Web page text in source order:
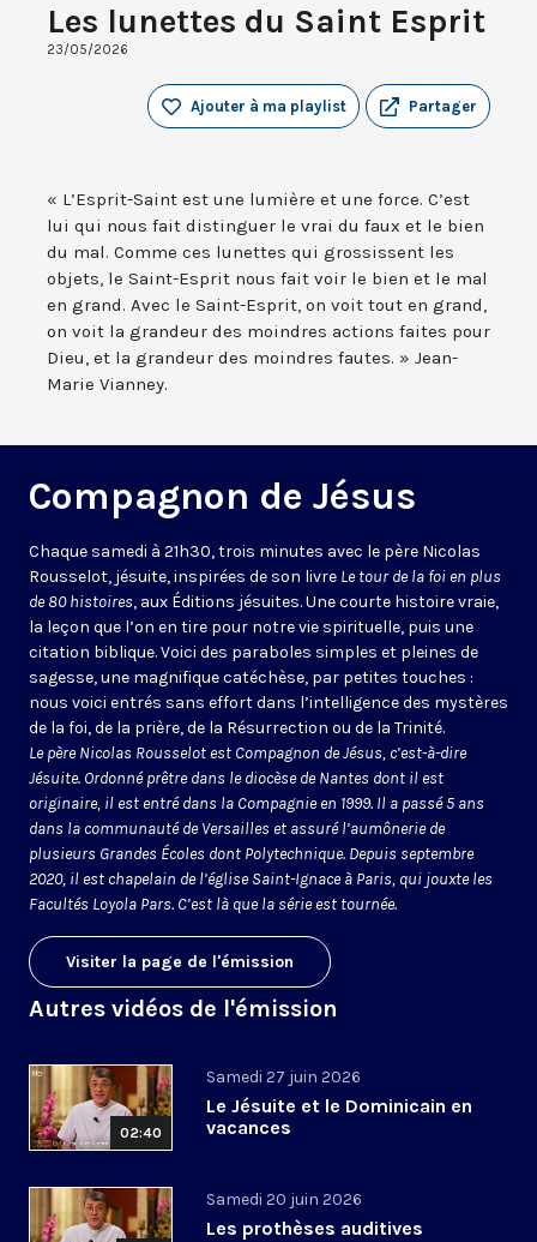
Les lunettes du Saint Esprit
23/05/2026
Partager
Ajouter à ma playlist
« L’Esprit-Saint est une lumière et une force. C’est
lui qui nous fait distinguer le vrai du faux et le bien
du mal. Comme ces lunettes qui grossissent les
objets, le Saint-Esprit nous fait voir le bien et le mal
en grand. Avec le Saint-Esprit, on voit tout en grand,
on voit la grandeur des moindres actions faites pour
Dieu, et la grandeur des moindres fautes. » Jean-
Marie Vianney.
Compagnon de Jésus
Chaque samedi à 21h30, trois minutes avec le père Nicolas
Rousselot, jésuite, inspirées de son livre Le tour de la foi en plus
de 80 histoires, aux Éditions jésuites. Une courte histoire vraie,
la leçon que l’on en tire pour notre vie spirituelle, puis une
citation biblique. Voici des paraboles simples et pleines de
sagesse, une magnifique catéchèse, par petites touches :
nous voici entrés sans effort dans l’intelligence des mystères
de la foi, de la prière, de la Résurrection ou de la Trinité.
Le père Nicolas Rousselot est Compagnon de Jésus, c’est-à-dire
Jésuite. Ordonné prêtre dans le diocèse de Nantes dont il est
originaire, il est entré dans la Compagnie en 1999. Il a passé 5 ans
dans la communauté de Versailles et assuré l’aumônerie de
plusieurs Grandes Écoles dont Polytechnique. Depuis septembre
2020, il est chapelain de l’église Saint-Ignace à Paris, qui jouxte les
Facultés Loyola Pars. C’est là que la série est tournée.
Visiter la page de l'émission
Autres vidéos de l'émission
02:40
Samedi 27 juin 2026
Le Jésuite et le Dominicain en
vacances
Samedi 20 juin 2026
Les prothèses auditives